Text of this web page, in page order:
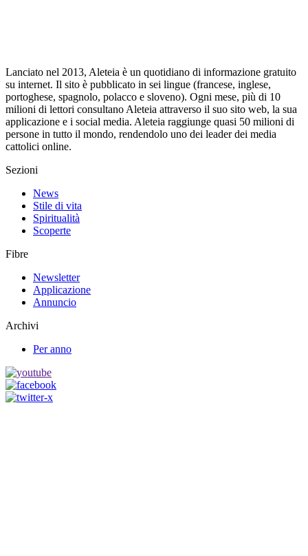
Lanciato nel 2013, Aleteia è un quotidiano di informazione gratuito
su internet. Il sito è pubblicato in sei lingue (francese, inglese,
portoghese, spagnolo, polacco e sloveno). Ogni mese, più di 10
milioni di lettori consultano Aleteia attraverso il suo sito web, la sua
applicazione e i social media. Aleteia raggiunge quasi 50 milioni di
persone in tutto il mondo, rendendolo uno dei leader dei media
cattolici online.
Sezioni
News
Stile di vita
Spiritualità
Scoperte
Fibre
Newsletter
Applicazione
Annuncio
Archivi
Per anno